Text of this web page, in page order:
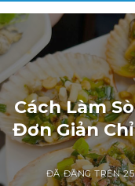
Cách Làm
Đơn Giản
ĐÃ ĐĂNG TRÊN